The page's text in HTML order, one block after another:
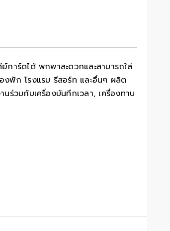
การ์ดได้ พกพาสะดวกและสามารถใส่
พัก โรงแรม รีสอร์ท และอื่นๆ ผลิต
วมกับเครื่องบันทึกเวลา, เครื่องทาบ